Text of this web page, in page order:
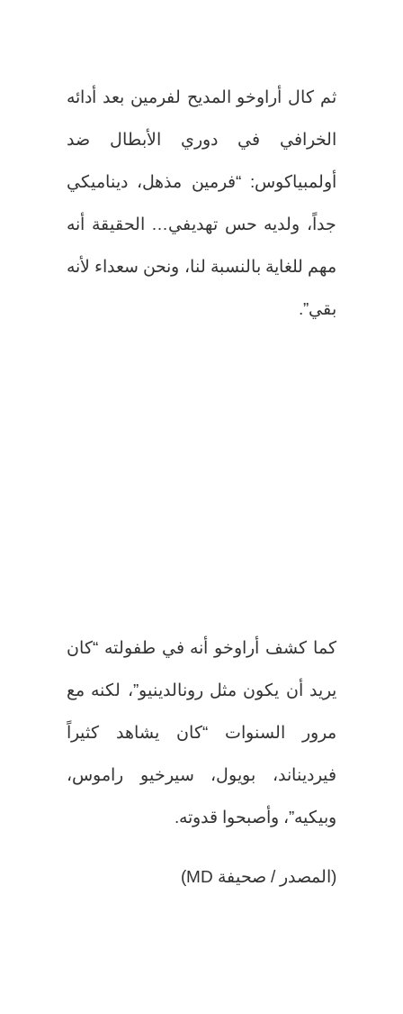
ثم كال أراوخو المديح لفرمين بعد أدائه
الخرافي في دوري الأبطال ضد
أولمبياكوس: “فرمين مذهل، ديناميكي
جداً، ولديه حس تهديفي… الحقيقة أنه
مهم للغاية بالنسبة لنا، ونحن سعداء لأنه
بقي”.
كما كشف أراوخو أنه في طفولته “كان
يريد أن يكون مثل رونالدينيو”، لكنه مع
مرور السنوات “كان يشاهد كثيراً
فيرديناند، بويول، سيرخيو راموس،
وبيكيه”، وأصبحوا قدوته.
(المصدر / صحيفة MD)